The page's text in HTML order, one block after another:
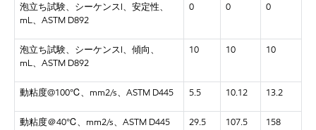
泡立ち試験、シーケンスI、安定性、
mL、ASTM D892
0 0 0
泡立ち試験、シーケンスI、傾向、
mL、ASTM D892
10 10 10
動粘度@100℃、mm2/s、ASTM D445 5.5 10.12 13.2
動粘度＠40℃、mm2/s、ASTM D445 29.5 107.5 158